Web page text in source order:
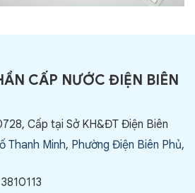
CẤP NƯỚC ĐIỆN BIÊN
Cấp tại Sở KH&ĐT Điện Biên
Thanh Minh, Phường Điện Biên Phủ,